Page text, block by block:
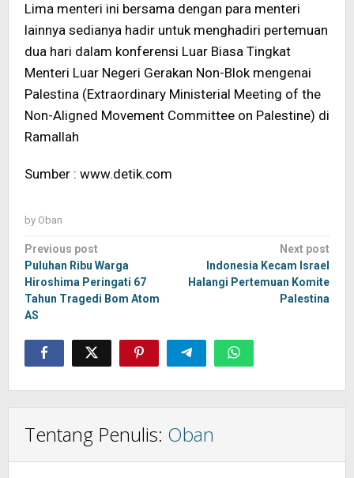
Lima menteri ini bersama dengan para menteri
lainnya sedianya hadir untuk menghadiri pertemuan
dua hari dalam konferensi Luar Biasa Tingkat
Menteri Luar Negeri Gerakan Non-Blok mengenai
Palestina (Extraordinary Ministerial Meeting of the
Non-Aligned Movement Committee on Palestine) di
Ramallah
Sumber : www.detik.com
by Oban
Post
navigation
Previous post
Puluhan Ribu Warga
Hiroshima Peringati 67
Tahun Tragedi Bom Atom
AS
Next post
Indonesia Kecam Israel
Halangi Pertemuan Komite
Palestina
Tentang Penulis: Oban